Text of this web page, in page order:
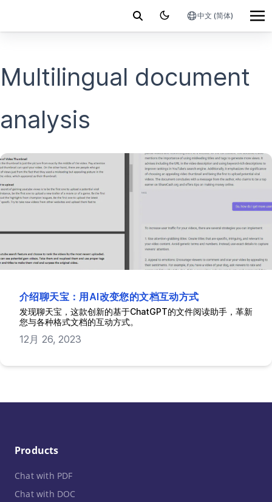
中文 (简体)
Multilingual document
analysis
介绍聊天宝：用AI改变您的文档互动方式
发现聊天宝，这款创新的基于ChatGPT的文件阅读助手，革新
您与各种格式文档的互动方式。
12月 26, 2023
Products
Chat with PDF
Chat with DOC